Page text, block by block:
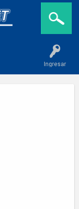
Ingresar